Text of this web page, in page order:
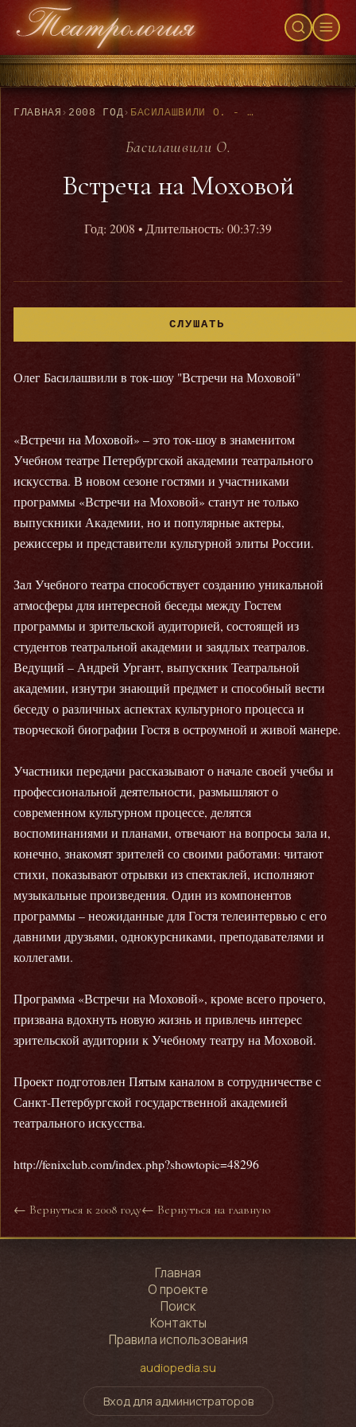
ГЛАВНАЯ › 2008 ГОД› БАСИЛАШВИЛИ О. - ВСТРЕЧА НА МОХОВОЙ
Басилашвили О.
Встреча на Моховой
Год: 2008 • Длительность: 00:37:39
СЛУШАТЬ
Олег Басилашвили в ток-шоу "Встречи на Моховой"
«Встречи на Моховой» – это ток-шоу в знаменитом
Учебном театре Петербургской академии театрального
искусства. В новом сезоне гостями и участниками
программы «Встречи на Моховой» станут не только
выпускники Академии, но и популярные актеры,
режиссеры и представители культурной элиты России.
Зал Учебного театра способствует созданию уникальной
атмосферы для интересной беседы между Гостем
программы и зрительской аудиторией, состоящей из
студентов театральной академии и заядлых театралов.
Ведущий – Андрей Ургант, выпускник Театральной
академии, изнутри знающий предмет и способный вести
беседу о различных аспектах культурного процесса и
творческой биографии Гостя в остроумной и живой манере.
Участники передачи рассказывают о начале своей учебы и
профессиональной деятельности, размышляют о
современном культурном процессе, делятся
воспоминаниями и планами, отвечают на вопросы зала и,
конечно, знакомят зрителей со своими работами: читают
стихи, показывают отрывки из спектаклей, исполняют
музыкальные произведения. Один из компонентов
программы – неожиданные для Гостя телеинтервью с его
давними друзьями, однокурсниками, преподавателями и
коллегами.
Программа «Встречи на Моховой», кроме всего прочего,
призвана вдохнуть новую жизнь и привлечь интерес
зрительской аудитории к Учебному театру на Моховой.
Проект подготовлен Пятым каналом в сотрудничестве с
Санкт-Петербургской государственной академией
театрального искусства.
http://fenixclub.com/index.php?showtopic=48296
← Вернуться к 2008 году← Вернуться на главную
Главная
О проекте
Поиск
Контакты
Правила использования
audiopedia.su
Вход для администраторов